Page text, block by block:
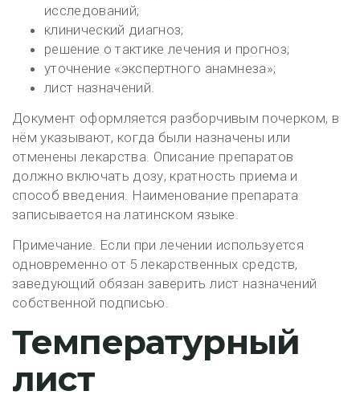
исследований;
клинический диагноз;
решение о тактике лечения и прогноз;
уточнение «экспертного анамнеза»;
лист назначений.
Документ оформляется разборчивым почерком, в
нём указывают, когда были назначены или
отменены лекарства. Описание препаратов
должно включать дозу, кратность приема и
способ введения. Наименование препарата
записывается на латинском языке.
Примечание. Если при лечении используется
одновременно от 5 лекарственных средств,
заведующий обязан заверить лист назначений
собственной подписью.
Температурный
лист